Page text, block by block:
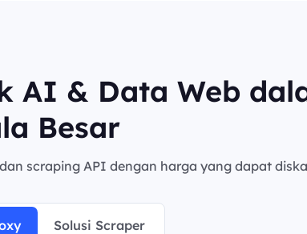
AI & Data Web
Besar
scraping API dengan harga yang dapat
Solusi Scraper